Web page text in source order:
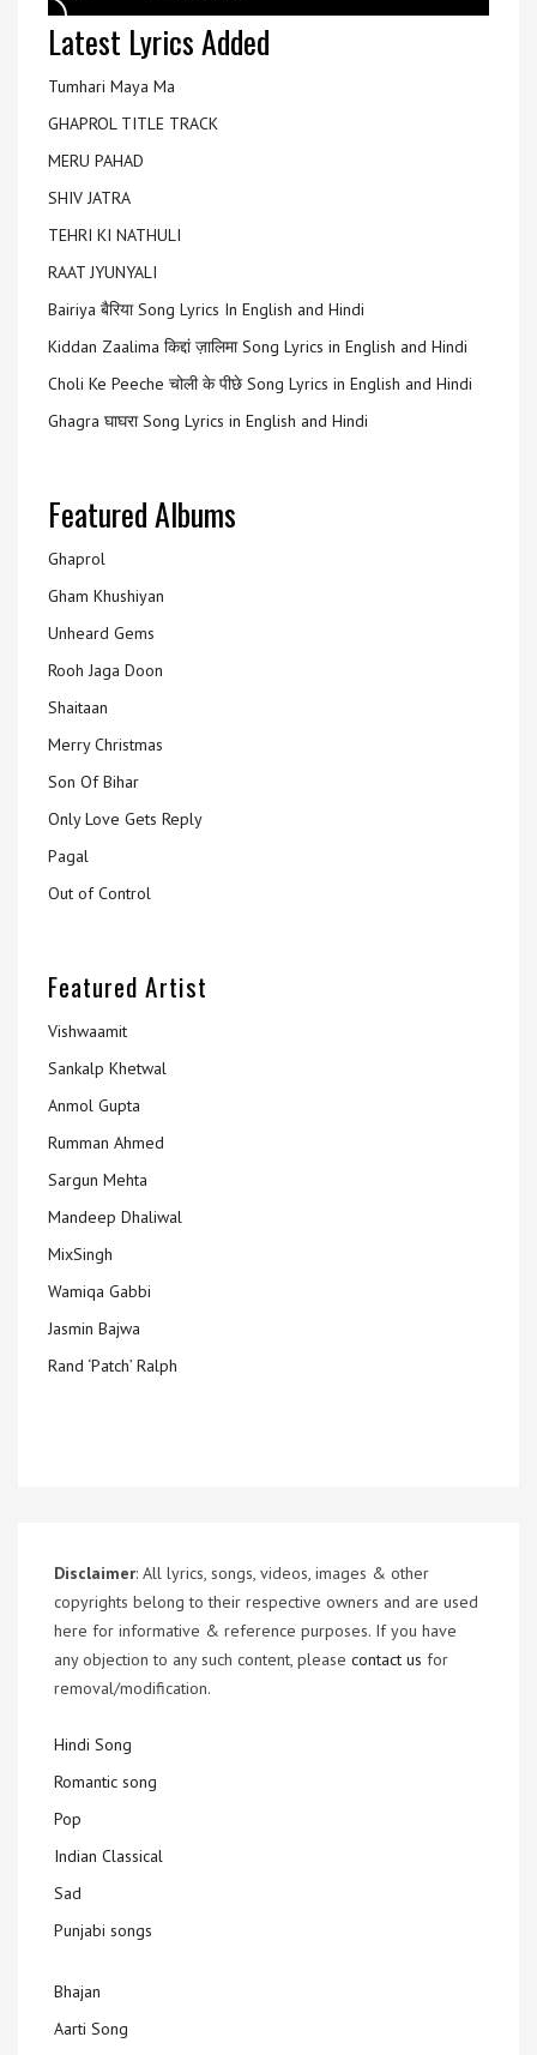
Latest Lyrics Added
Tumhari Maya Ma
GHAPROL TITLE TRACK
MERU PAHAD
SHIV JATRA
TEHRI KI NATHULI
RAAT JYUNYALI
Bairiya बैरिया Song Lyrics In English and Hindi
Kiddan Zaalima किद्दां ज़ालिमा Song Lyrics in English and Hindi
Choli Ke Peeche चोली के पीछे Song Lyrics in English and Hindi
Ghagra घाघरा Song Lyrics in English and Hindi
Featured Albums
Ghaprol
Gham Khushiyan
Unheard Gems
Rooh Jaga Doon
Shaitaan
Merry Christmas
Son Of Bihar
Only Love Gets Reply
Pagal
Out of Control
Featured Artist
Vishwaamit
Sankalp Khetwal
Anmol Gupta
Rumman Ahmed
Sargun Mehta
Mandeep Dhaliwal
MixSingh
Wamiqa Gabbi
Jasmin Bajwa
Rand ‘Patch’ Ralph
Disclaimer: All lyrics, songs, videos, images & other
copyrights belong to their respective owners and are used
here for informative & reference purposes. If you have
any objection to any such content, please contact us for
removal/modification.
Hindi Song
Romantic song
Pop
Indian Classical
Sad
Punjabi songs
Bhajan
Aarti Song